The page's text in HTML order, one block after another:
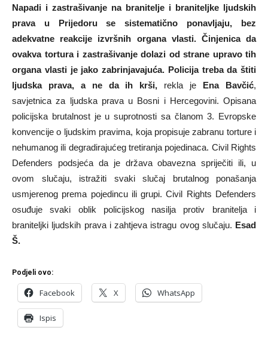
Napadi i zastrašivanje na branitelje i braniteljke ljudskih
prava u Prijedoru se sistematično ponavljaju, bez
adekvatne reakcije izvršnih organa vlasti. Činjenica da
ovakva tortura i zastrašivanje dolazi od strane upravo tih
organa vlasti je jako zabrinjavajuća. Policija treba da štiti
ljudska prava, a ne da ih krši, rekla je Ena Bavčić,
savjetnica za ljudska prava u Bosni i Hercegovini. Opisana
policijska brutalnost je u suprotnosti sa članom 3. Evropske
konvencije o ljudskim pravima, koja propisuje zabranu torture i
nehumanog ili degradirajućeg tretiranja pojedinaca. Civil Rights
Defenders podsjeća da je država obavezna spriječiti ili, u
ovom slučaju, istražiti svaki slučaj brutalnog ponašanja
usmjerenog prema pojedincu ili grupi. Civil Rights Defenders
osuđuje svaki oblik policijskog nasilja protiv branitelja i
braniteljki ljudskih prava i zahtjeva istragu ovog slučaju. Esad
Š.
Podjeli ovo:
Facebook X WhatsApp
Ispis